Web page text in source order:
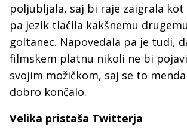
poljubljala, saj bi raje zaigrala
pa jezik tlačila kakšnemu
goltanec. Napovedala pa je tudi,
filmskem platnu nikoli ne bi
svojim možičkom, saj se to
dobro končalo.
Velika pristaša Twitterja